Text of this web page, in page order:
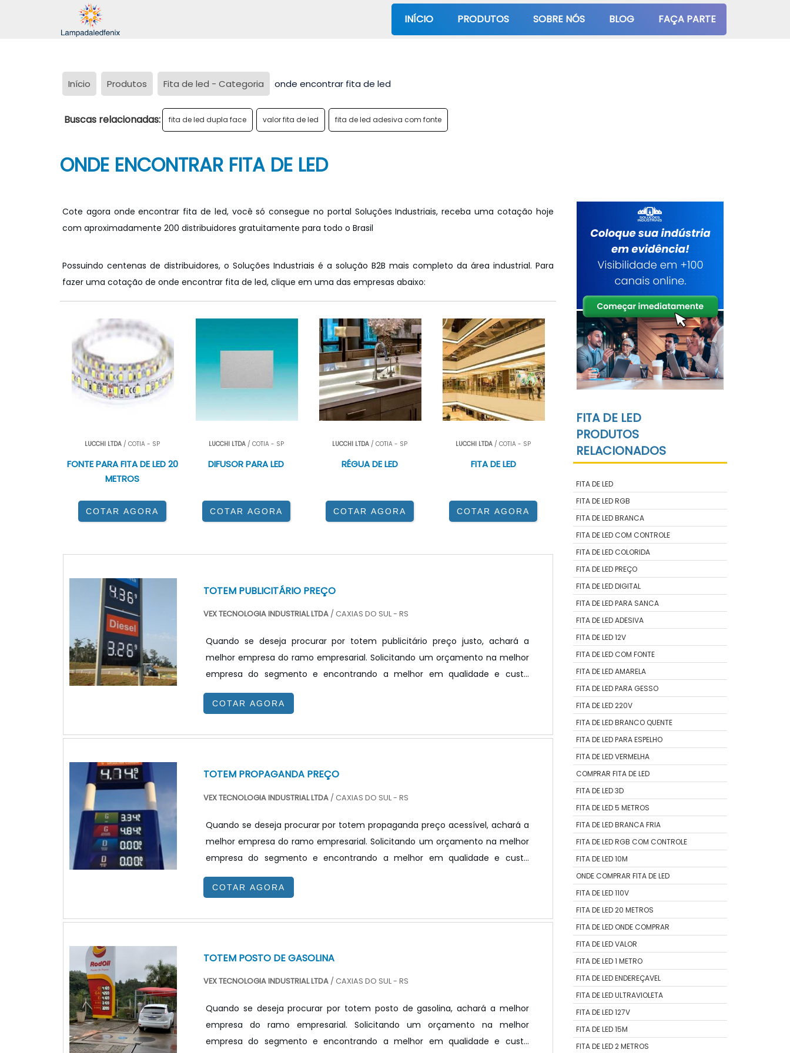
INÍCIO PRODUTOS SOBRE NÓS BLOG FAÇA PARTE
Início Produtos Fita de led - Categoria onde encontrar fita de led
Buscas relacionadas: fita de led dupla face valor fita de led fita de led adesiva com fonte
ONDE ENCONTRAR FITA DE LED
Cote agora onde encontrar fita de led, você só consegue no portal Soluções Industriais, receba uma cotação hoje
com aproximadamente 200 distribuidores gratuitamente para todo o Brasil
Possuindo centenas de distribuidores, o Soluções Industriais é a solução B2B mais completo da área industrial. Para
fazer uma cotação de onde encontrar fita de led, clique em uma das empresas abaixo:
LUCCHI LTDA / COTIA - SP
FONTE PARA FITA DE LED 20
METROS
COTAR AGORA
LUCCHI LTDA/ COTIA - SP
DIFUSOR PARA LED
COTAR AGORA
LUCCHI LTDA/ COTIA - SP
RÉGUA DE LED
COTAR AGORA
LUCCHI LTDA / COTIA - SP
FITA DE LED
COTAR AGORA
TOTEM PUBLICITÁRIO PREÇO
VEX TECNOLOGIA INDUSTRIAL LTDA / CAXIAS DO SUL - RS
Quando se deseja procurar por totem publicitário preço justo, achará a
melhor empresa do ramo empresarial. Solicitando um orçamento na melhor
empresa do segmento e encontrando a melhor em qualidade e custo
benefício.Quando o interesse é por totem publicitário preço acessível, com a
equipe da VEX Tecnologia poderá encontrar ótima qualidade com resolução
JUSTO E ACESSÍV...
COTAR AGORA
TOTEM PROPAGANDA PREÇO
VEX TECNOLOGIA INDUSTRIAL LTDA / CAXIAS DO SUL - RS
Quando se deseja procurar por totem propaganda preço acessível, achará a
melhor empresa do ramo empresarial. Solicitando um orçamento na melhor
empresa do segmento e encontrando a melhor em qualidade e custo
benefício.TOTEM PROPAGANDA PREÇO JUSTO E ACESSÍVELQuem quer achar
totem propaganda preço justo e em uma empresa transparente, vai até o
combustível e painel ...
COTAR AGORA
TOTEM POSTO DE GASOLINA
VEX TECNOLOGIA INDUSTRIAL LTDA / CAXIAS DO SUL - RS
Quando se deseja procurar por totem posto de gasolina, achará a melhor
empresa do ramo empresarial. Solicitando um orçamento na melhor
empresa do segmento e encontrando a melhor em qualidade e custo
FITA DE LED
PRODUTOS
RELACIONADOS
FITA DE LED
FITA DE LED RGB
FITA DE LED BRANCA
FITA DE LED COM CONTROLE
FITA DE LED COLORIDA
FITA DE LED PREÇO
FITA DE LED DIGITAL
FITA DE LED PARA SANCA
FITA DE LED ADESIVA
FITA DE LED 12V
FITA DE LED COM FONTE
FITA DE LED AMARELA
FITA DE LED PARA GESSO
FITA DE LED 220V
FITA DE LED BRANCO QUENTE
FITA DE LED PARA ESPELHO
FITA DE LED VERMELHA
COMPRAR FITA DE LED
FITA DE LED 3D
FITA DE LED 5 METROS
FITA DE LED BRANCA FRIA
FITA DE LED RGB COM CONTROLE
FITA DE LED 10M
ONDE COMPRAR FITA DE LED
FITA DE LED 110V
FITA DE LED 20 METROS
FITA DE LED ONDE COMPRAR
FITA DE LED VALOR
FITA DE LED 1 METRO
FITA DE LED ENDEREÇAVEL
FITA DE LED ULTRAVIOLETA
FITA DE LED 127V
FITA DE LED 15M
FITA DE LED 2 METROS